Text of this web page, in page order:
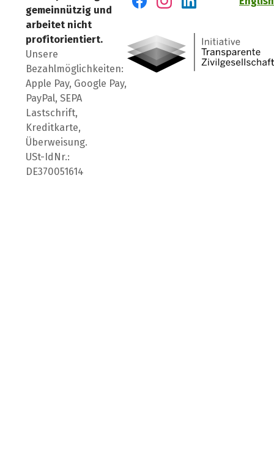
gemeinnützig und
arbeitet nicht
profitorientiert.
Unsere
Bezahlmöglichkeiten:
Apple Pay, Google Pay,
PayPal, SEPA
Lastschrift,
Kreditkarte,
Überweisung.
USt-IdNr.:
DE370051614